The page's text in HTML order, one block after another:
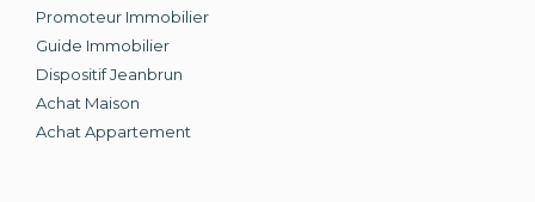
Promoteur Immobilier
Guide Immobilier
Dispositif Jeanbrun
Achat Maison
Achat Appartement